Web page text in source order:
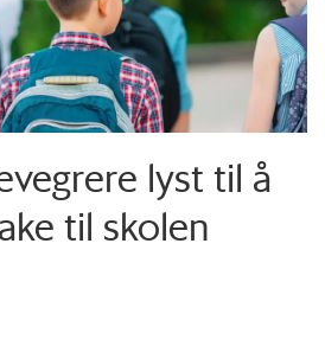
lyst til å
til skolen